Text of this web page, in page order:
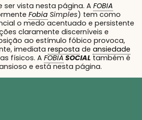
ser vista nesta página. A FOBIA
Fobia Simples) tem como
o medo acentuado e persistente
claramente discerníveis e
ao estímulo fóbico provoca,
imediata resposta de ansiedade
físicos. A FOBIASOCIAL também é
e está nesta página.